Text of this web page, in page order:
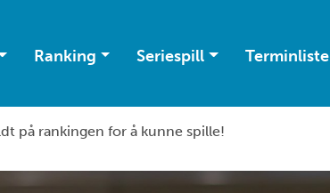
Ranking Seriespill Terminliste
på rankingen for å kunne spille!